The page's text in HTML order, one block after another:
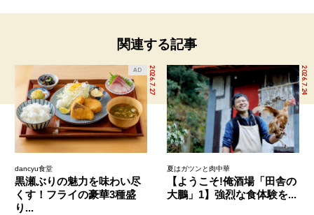
関連する記事
2026.7.27
AD
dancyu食堂
黒瀬ぶりの魅力を味わい尽
くす！フライの豪華3種盛
り...
2026.7.24
夏はガツンと肉中華
【ようこそ!俺酒場「田舎の
大鵬」1】強烈な食体験を...